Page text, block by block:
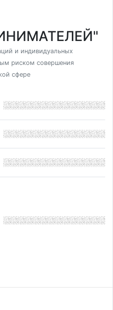
и индивидуальных
риском совершения
сфере